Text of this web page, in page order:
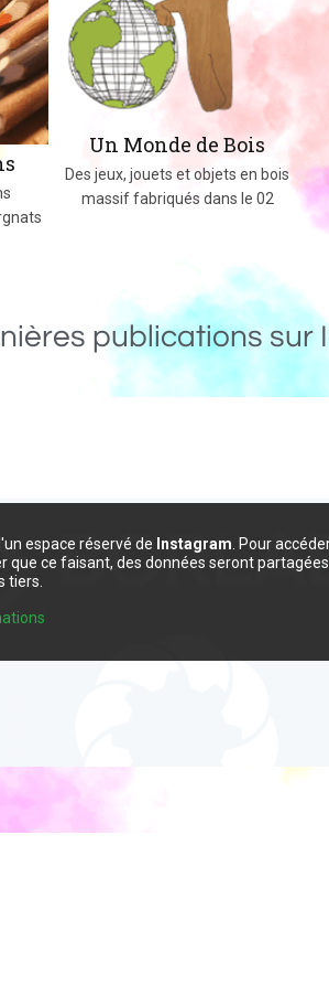
Un Monde de Bois
Des jeux, jouets et objets en bois
massif fabriqués dans le 02
publications sur
espace réservé de Instagram . Pour
que ce faisant, des données seront
tiers.